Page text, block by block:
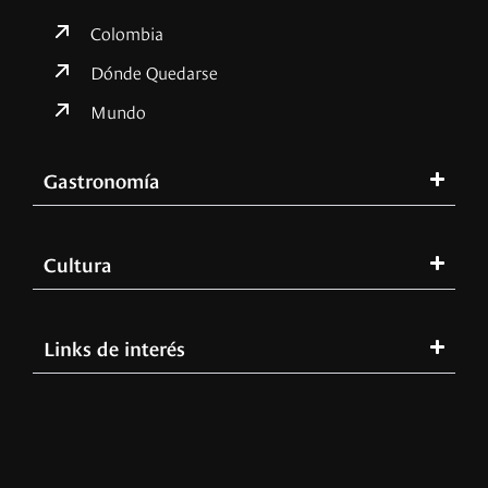
Colombia
Dónde Quedarse
Mundo
Gastronomía
Cultura
Links de interés